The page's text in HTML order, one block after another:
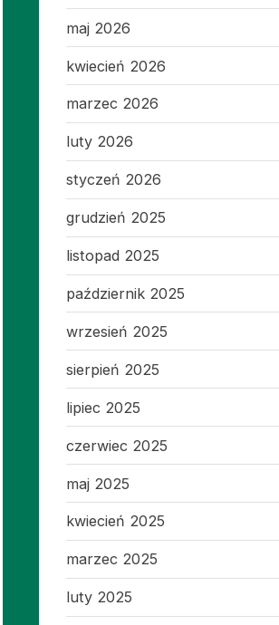
maj 2026
kwiecień 2026
marzec 2026
luty 2026
styczeń 2026
grudzień 2025
listopad 2025
październik 2025
wrzesień 2025
sierpień 2025
lipiec 2025
czerwiec 2025
maj 2025
kwiecień 2025
marzec 2025
luty 2025